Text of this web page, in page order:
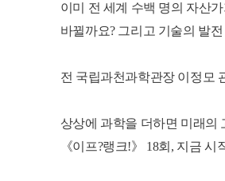
이미 전 세계 수백 명의 자산
바뀔까요? 그리고 기술의 발
전 국립과천과학관장 이정모
상상에 과학을 더하면 미래의
《이프?랭크!》 18회, 지금 시